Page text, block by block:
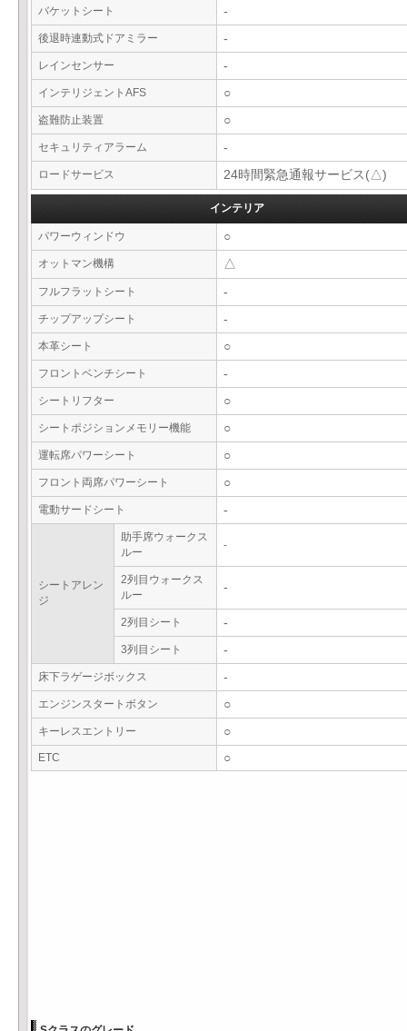
バケットシート -
後退時連動式ドアミラー -
レインセンサー -
インテリジェントAFS ○
盗難防止装置 ○
セキュリティアラーム -
ロードサービス 24時間緊急通報サービス(△)
インテリア
パワーウィンドウ ○
オットマン機構 △
フルフラットシート -
チップアップシート -
本革シート ○
フロントベンチシート -
シートリフター ○
シートポジションメモリー機能 ○
運転席パワーシート ○
フロント両席パワーシート ○
電動サードシート -
シートアレン
ジ
助手席ウォークス
ルー
-
2列目ウォークス
ルー
-
2列目シート -
3列目シート -
床下ラゲージボックス -
エンジンスタートボタン ○
キーレスエントリー ○
ETC ○